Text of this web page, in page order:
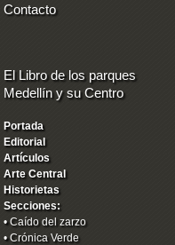
Contacto
El Libro de los parques
Medellín y su Centro
Portada
Editorial
Artículos
Arte Central
Historietas
Secciones:
•Caído del zarzo
•Crónica Verde